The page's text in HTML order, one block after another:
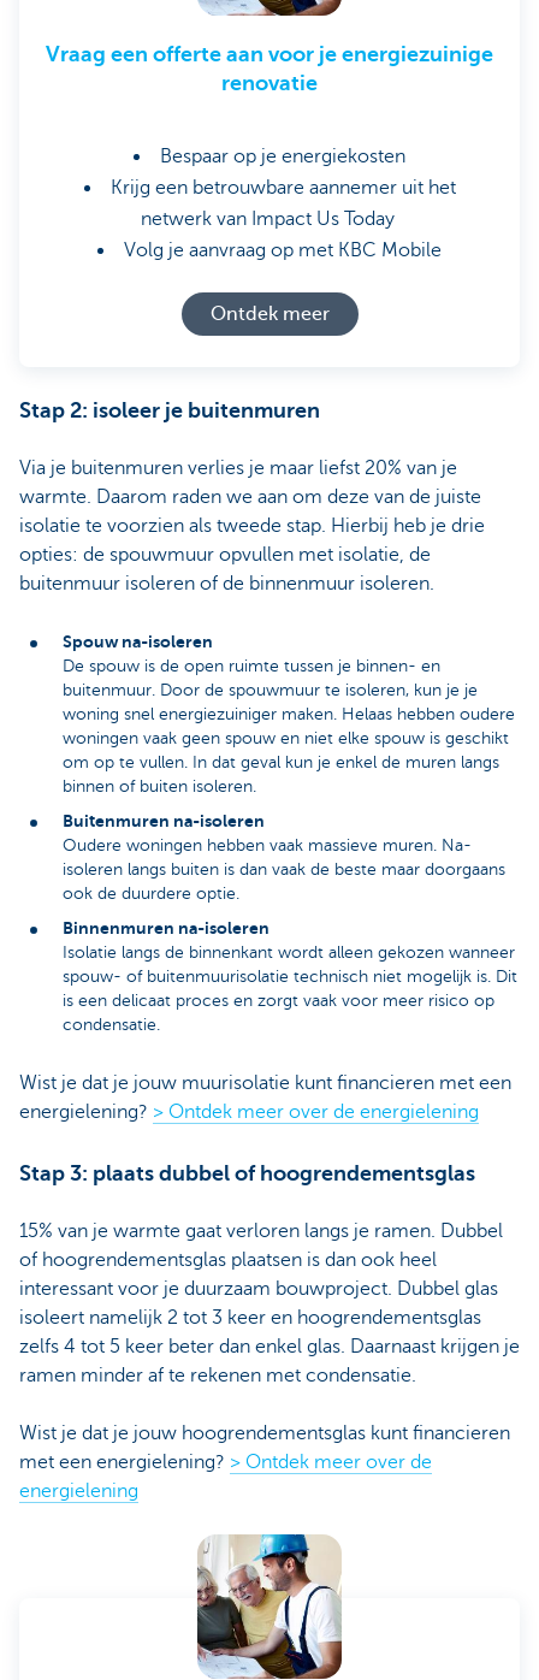
Vraag een offerte aan voor je energiezuinige
renovatie
Bespaar op je energiekosten
Krijg een betrouwbare aannemer uit het
netwerk van Impact Us Today
Volg je aanvraag op met KBC Mobile
Ontdek meer
Stap 2: isoleer je buitenmuren
Via je buitenmuren verlies je maar liefst 20% van je
warmte. Daarom raden we aan om deze van de juiste
isolatie te voorzien als tweede stap. Hierbij heb je drie
opties: de spouwmuur opvullen met isolatie, de
buitenmuur isoleren of de binnenmuur isoleren.
Spouw na-isoleren
De spouw is de open ruimte tussen je binnen- en
buitenmuur. Door de spouwmuur te isoleren, kun je je
woning snel energiezuiniger maken. Helaas hebben oudere
woningen vaak geen spouw en niet elke spouw is geschikt
om op te vullen. In dat geval kun je enkel de muren langs
binnen of buiten isoleren.
Buitenmuren na-isoleren
Oudere woningen hebben vaak massieve muren. Na-
isoleren langs buiten is dan vaak de beste maar doorgaans
ook de duurdere optie.
Binnenmuren na-isoleren
Isolatie langs de binnenkant wordt alleen gekozen wanneer
spouw- of buitenmuurisolatie technisch niet mogelijk is. Dit
is een delicaat proces en zorgt vaak voor meer risico op
condensatie.
Wist je dat je jouw muurisolatie kunt financieren met een
energielening? > Ontdek meer over de energielening
Stap 3: plaats dubbel of hoogrendementsglas
15% van je warmte gaat verloren langs je ramen. Dubbel
of hoogrendementsglas plaatsen is dan ook heel
interessant voor je duurzaam bouwproject. Dubbel glas
isoleert namelijk 2 tot 3 keer en hoogrendementsglas
zelfs 4 tot 5 keer beter dan enkel glas. Daarnaast krijgen je
ramen minder af te rekenen met condensatie.
Wist je dat je jouw hoogrendementsglas kunt financieren
met een energielening? > Ontdek meer over de
energielening